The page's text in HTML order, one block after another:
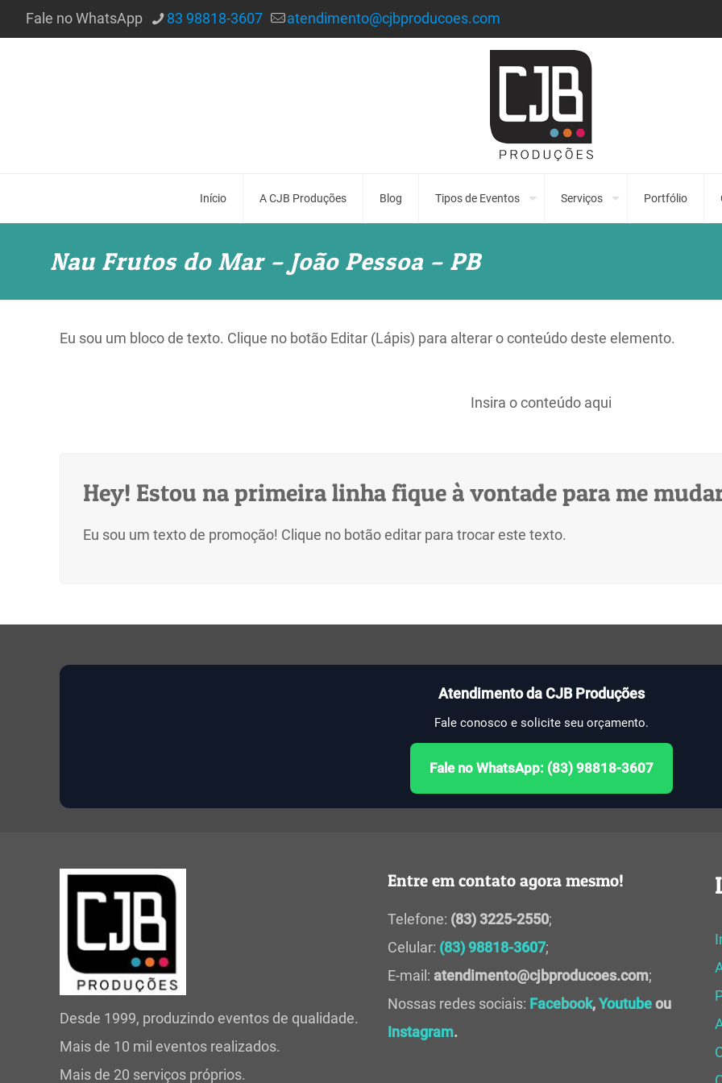
Fale no WhatsApp 83 98818-3607 atendimento@cjbproducoes.com
Início A CJB Produções Blog Tipos de Eventos Serviços Portfólio
Nau Frutos do Mar – João Pessoa – PB
Eu sou um bloco de texto. Clique no botão Editar (Lápis) para alterar o conteúdo deste elemento.
Insira o conteúdo aqui
Hey! Estou na primeira linha fique à vontade para me
Eu sou um texto de promoção! Clique no botão editar para trocar este texto.
Atendimento da CJB Produções
Fale conosco e solicite seu orçamento.
Fale no WhatsApp: (83) 98818-3607
Desde 1999, produzindo eventos de qualidade.
Mais de 10 mil eventos realizados.
Mais de 20 serviços próprios.
Entre em contato agora mesmo!
Telefone: (83) 3225-2550;
Celular: (83) 98818-3607;
E-mail: atendimento@cjbproducoes.com;
Nossas redes sociais: Facebook,Youtubeou
Instagram.